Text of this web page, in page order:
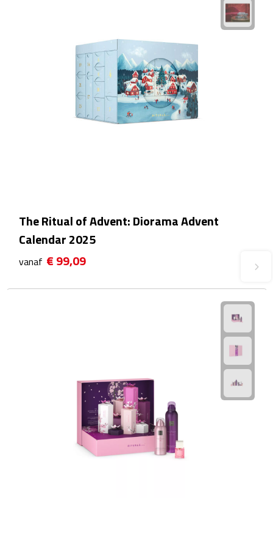
Fietsverlichting
Fiets reparatiesets
Bekers
Bidons
Drinkflessen
Opvouwbare drinkfles
Drinkflessen met karabijnhaak
The Ritual of Advent: Diorama Advent
Calendar 2025
vanaf € 99,09